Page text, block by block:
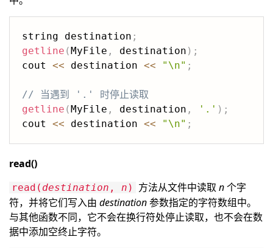
string destination ;
getline (MyFile , destination ) ;
cout << destination << "\n" ;
// 当遇到 '.' 时停止读取
getline (MyFile , destination , '.' ) ;
cout << destination << "\n" ;
read()
read( destination , n ) 方法从文件中读取 n个字
符，并将它们写入由 destination参数指定的字符数组中。
与其他函数不同，它不会在换行符处停止读取，也不会在数
据中添加空终止字符。